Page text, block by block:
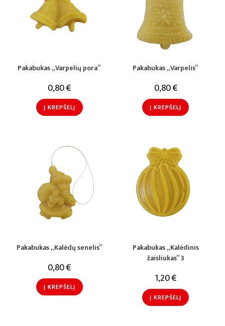
Pakabukas „Varpelių pora”
0,80€
Į KREPŠELĮ
Pakabukas „Varpelis”
0,80€
Į KREPŠELĮ
Pakabukas „Kalėdų senelis”
0,80€
Į KREPŠELĮ
Pakabukas „Kalėdinis
žaisliukas” 3
1,20€
Į KREPŠELĮ